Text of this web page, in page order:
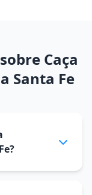
Caça
Santa Fe